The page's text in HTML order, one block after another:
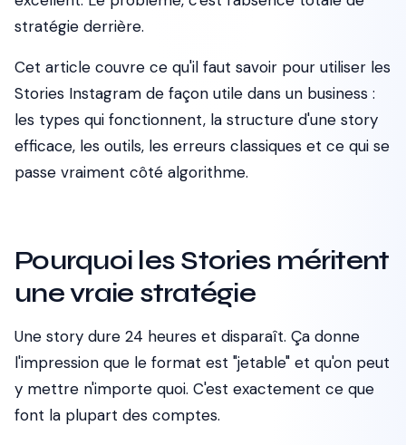
stratégie derrière.
Cet article couvre ce qu'il faut savoir pour utiliser les
Stories Instagram de façon utile dans un business :
les types qui fonctionnent, la structure d'une story
efficace, les outils, les erreurs classiques et ce qui se
passe vraiment côté algorithme.
Pourquoi les Stories méritent
une vraie stratégie
Une story dure 24 heures et disparaît. Ça donne
l'impression que le format est "jetable" et qu'on peut
y mettre n'importe quoi. C'est exactement ce que
font la plupart des comptes.